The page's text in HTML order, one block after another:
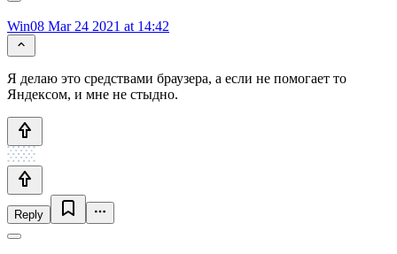
Win08 Mar 24 2021 at 14:42
Я делаю это средствами браузера, а если не помогает то
Яндексом, и мне не стыдно.
Reply